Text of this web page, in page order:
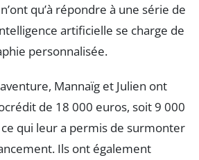
qu’à répondre à une série de
artificielle se charge de
personnalisée.
Mannaïg et Julien ont
de 18 000 euros, soit 9 000
qui leur a permis de surmonter
Ils ont également